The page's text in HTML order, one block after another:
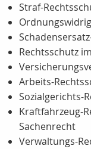
Straf-
Rechtsschutz
Arbeits-
Sozialgerichts-
Kraftfahrzeug-
Sachenrecht
Verwaltungs-